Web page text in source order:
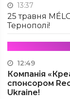
13:37
25 травня
Тернополі!
12:49
Компанія
спонсором
Ukraine!